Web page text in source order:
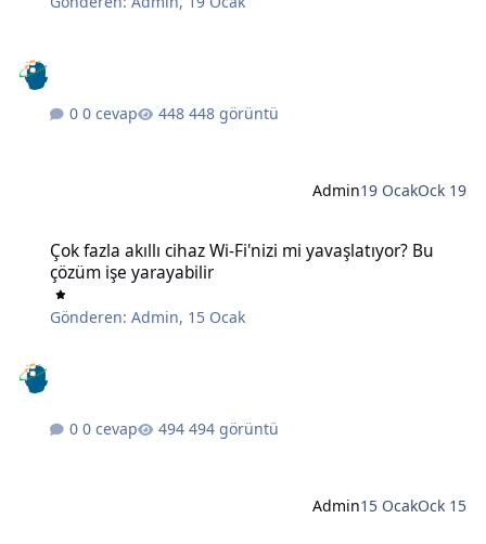
0 cevap 448 görüntü
Admin19 OcakOck 19
Çok fazla akıllı cihaz Wi-Fi'nizi mi yavaşlatıyor? Bu
çözüm işe yarayabilir
Gönderen:Admin, 15 Ocak
0 cevap 494 görüntü
Admin15 OcakOck 15